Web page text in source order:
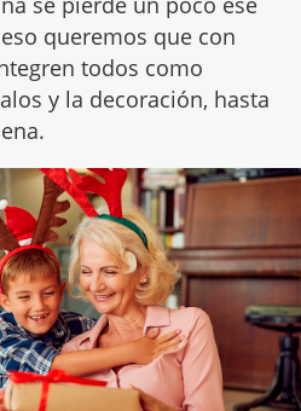
queremos que con
todos como
y la decoración, hasta